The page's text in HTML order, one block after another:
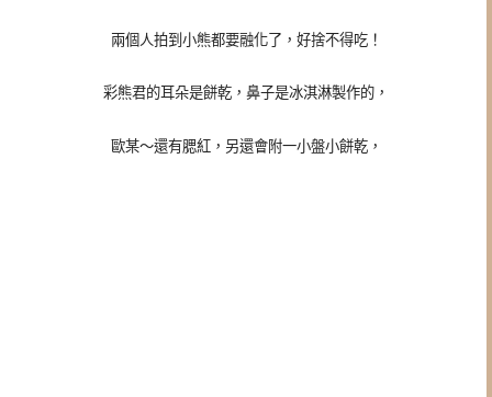
兩個人拍到小熊都要融化了，好捨不得吃！
彩熊君的耳朵是餅乾，鼻子是冰淇淋製作的，
歐某～還有腮紅，另還會附一小盤小餅乾，